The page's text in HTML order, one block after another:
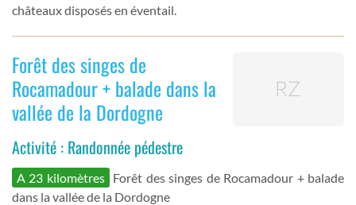
châteaux disposés en éventail.
Forêt des singes de
Rocamadour + balade dans la
vallée de la Dordogne
Activité : Randonnée pédestre
A 23 kilomètres Forêt des singes de Rocamadour + balade
dans la vallée de la Dordogne